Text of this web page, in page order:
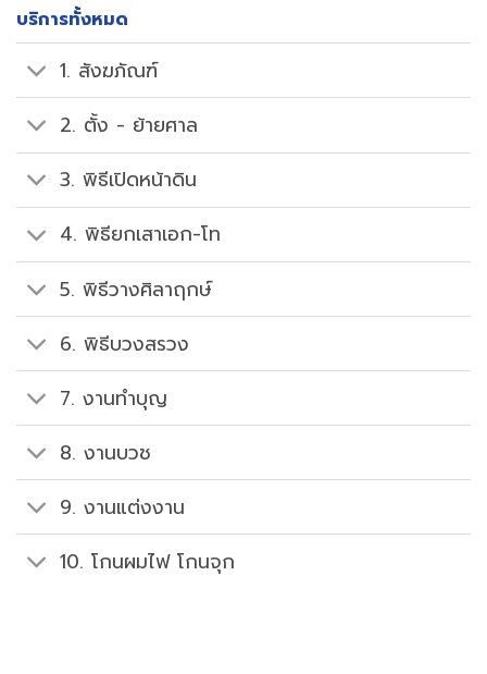
บริการทั้งหมด
1. สังฆภัณฑ์
2. ตั้ง - ย้ายศาล
3. พิธีเปิดหน้าดิน
4. พิธียกเสาเอก-โท
5. พิธีวางศิลาฤกษ์
6. พิธีบวงสรวง
7. งานทำบุญ
8. งานบวช
9. งานแต่งงาน
10. โกนผมไฟ โกนจุก